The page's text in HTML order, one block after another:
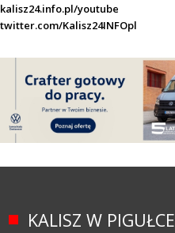
kalisz24.info.pl/youtube
twitter.com/Kalisz24INFOpl
KALISZ W PIGUŁCE